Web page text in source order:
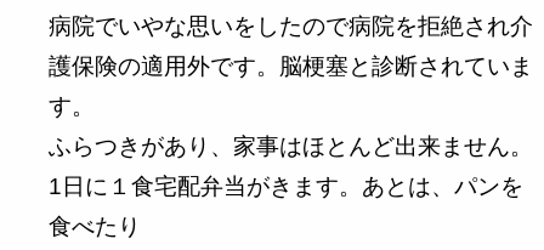
病院でいやな思いをしたので病院を拒絶され介
護保険の適用外です。脳梗塞と診断されていま
す。
ふらつきがあり、家事はほとんど出来ません。
1日に１食宅配弁当がきます。あとは、パンを
食べたり